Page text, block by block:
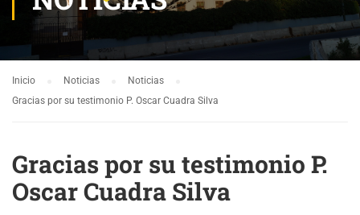
Inicio Noticias
Noticias
Gracias por su testimonio P. Oscar Cuadra Silva
Gracias por su testimonio P.
Oscar Cuadra Silva